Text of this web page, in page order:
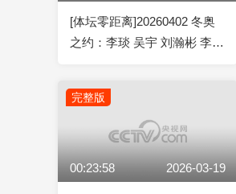
[体坛零距离]20260402 冬奥
之约：李琰 吴宇 刘瀚彬 李文
完整版
00:23:58 2026-03-19